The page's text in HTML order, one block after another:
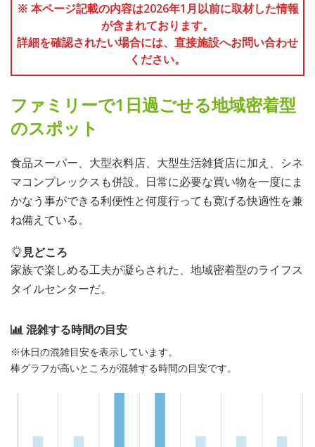
※ 本ページ記載の内容は2026年1月以前に取材した情報
が含まれております。
詳細を確認されたい場合には、直接施設へお問い合わせ
ください。
ファミリーで1日過ごせる地域密着型
のスポット
食品スーパー、大型衣料店、大型生活雑貨店に加え、シネ
マコンプレックスも併設。日常に必要な買い物を一度にま
かなう事ができる利便性と何度行っても寛げる快適性を兼
ね備えている。
見どころ
家族で楽しめる工夫が凝らされた、地域密着型のライフス
タイルセンターだ。
混雑する時間の目安
※休日の混雑目安を表示しています。
棒グラフが高いところが混雑する時間の目安です。